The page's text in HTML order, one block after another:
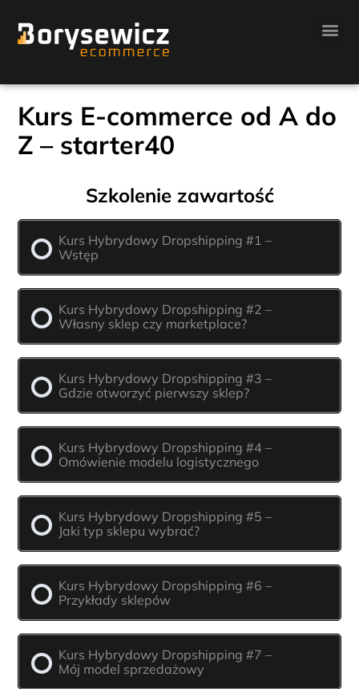
Kurs E-commerce od A do
Z – starter40
Szkolenie zawartość
Kurs Hybrydowy Dropshipping #1 –
Wstęp
Kurs Hybrydowy Dropshipping #2 –
Własny sklep czy marketplace?
Kurs Hybrydowy Dropshipping #3 –
Gdzie otworzyć pierwszy sklep?
Kurs Hybrydowy Dropshipping #4 –
Omówienie modelu logistycznego
Kurs Hybrydowy Dropshipping #5 –
Jaki typ sklepu wybrać?
Kurs Hybrydowy Dropshipping #6 –
Przykłady sklepów
Kurs Hybrydowy Dropshipping #7 –
Mój model sprzedażowy